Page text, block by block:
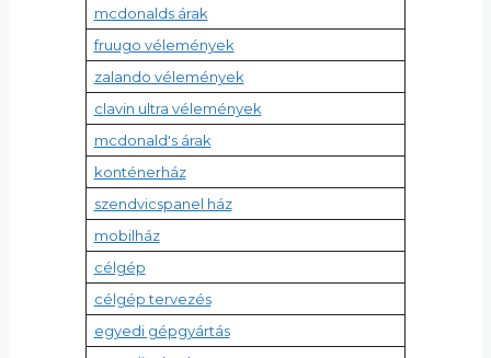
mcdonalds árak
fruugo vélemények
zalando vélemények
clavin ultra vélemények
mcdonald's árak
konténerház
szendvicspanel ház
mobilház
célgép
célgép tervezés
egyedi gépgyártás